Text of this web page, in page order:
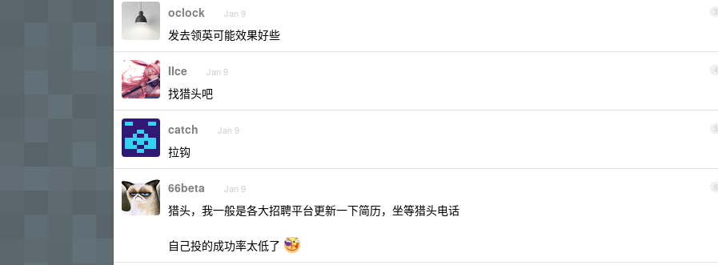
3
oclock Jan 9
发去领英可能效果好些
4
IIce Jan 9
找猎头吧
5
catch Jan 9
拉钩
6
66beta Jan 9
猎头，我一般是各大招聘平台更新一下简历，坐等猎头电话
自己投的成功率太低了